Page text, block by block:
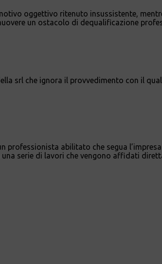
oggettivo ritenuto insussistente,
un ostacolo di dequalificazione
srl che ignora il provvedimento con il
professionista abilitato che segua
serie di lavori che vengono affidati